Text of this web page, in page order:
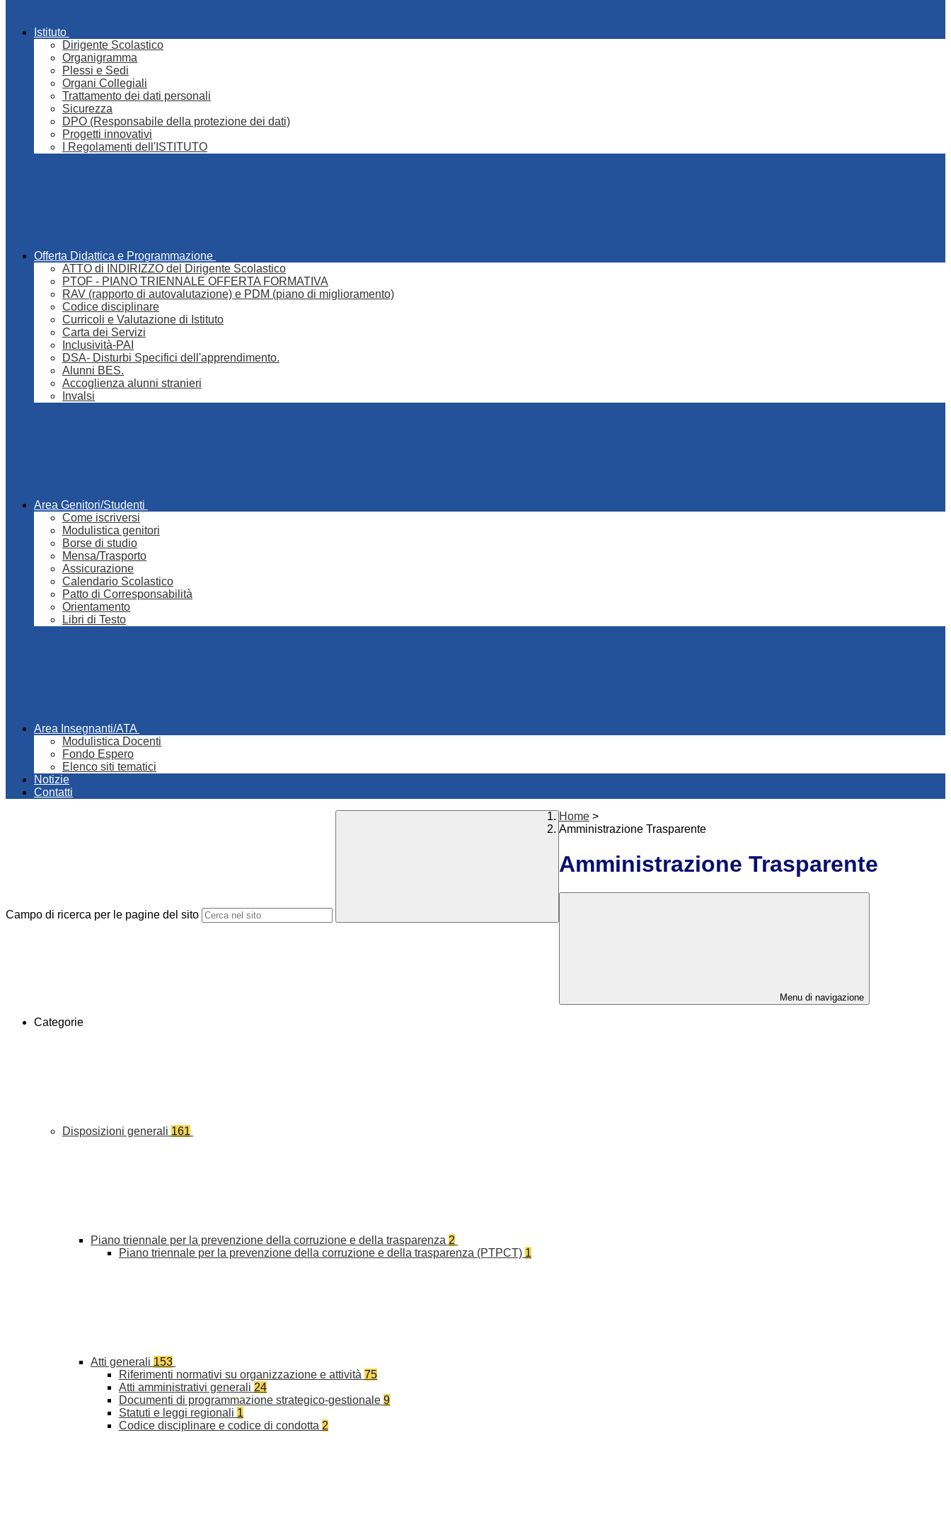
Istituto
Dirigente Scolastico
Organigramma
Plessi e Sedi
Organi Collegiali
Trattamento dei dati personali
Sicurezza
DPO (Responsabile della protezione dei dati)
Progetti innovativi
I Regolamenti dell'ISTITUTO
Offerta Didattica e Programmazione
ATTO di INDIRIZZO del Dirigente Scolastico
PTOF - PIANO TRIENNALE OFFERTA FORMATIVA
RAV (rapporto di autovalutazione) e PDM (piano di miglioramento)
Codice disciplinare
Curricoli e Valutazione di Istituto
Carta dei Servizi
Inclusività-PAI
DSA- Disturbi Specifici dell'apprendimento.
Alunni BES.
Accoglienza alunni stranieri
Invalsi
Area Genitori/Studenti
Come iscriversi
Modulistica genitori
Borse di studio
Mensa/Trasporto
Assicurazione
Calendario Scolastico
Patto di Corresponsabilità
Orientamento
Libri di Testo
Area Insegnanti/ATA
Modulistica Docenti
Fondo Espero
Elenco siti tematici
Notizie
Contatti
Campo di ricerca per le pagine del sito
Home >
Amministrazione Trasparente
Amministrazione Trasparente
Menu di navigazione
Categorie
Disposizioni generali 161
Piano triennale per la prevenzione della corruzione e della trasparenza 2
Piano triennale per la prevenzione della corruzione e della trasparenza (PTPCT) 1
Atti generali 153
Riferimenti normativi su organizzazione e attività 75
Atti amministrativi generali 24
Documenti di programmazione strategico-gestionale 9
Statuti e leggi regionali 1
Codice disciplinare e codice di condotta 2